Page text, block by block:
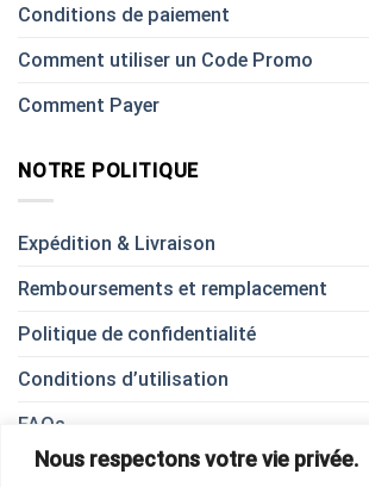
Nous respectons votre vie privée.
Conditions de paiement
Comment utiliser un Code Promo
Comment Payer
NOTRE POLITIQUE
Expédition & Livraison
Remboursements et remplacement
Politique de confidentialité
Conditions d’utilisation
FAQs